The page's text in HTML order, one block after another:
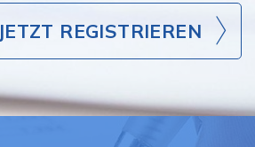
JETZT REGISTRIEREN